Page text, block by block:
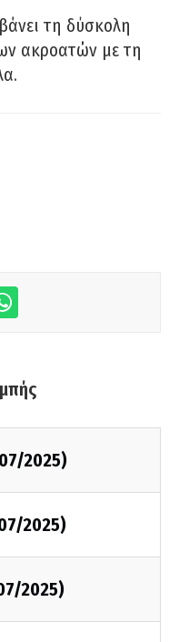
τη δύσκολη
ακροατών με τη
2025)
2025)
2025)